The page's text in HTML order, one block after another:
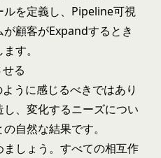
を定義し、Pipeline可視
顧客がExpandするとき
す。
る
うに感じるべきではあり
、変化するニーズについ
自然な結果です。
しょう。すべての相互作